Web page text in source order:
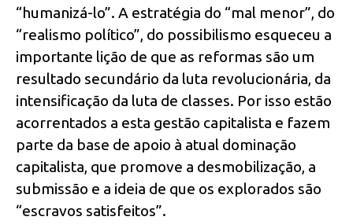
“humanizá-lo”. A estratégia do “mal menor”, do
“realismo político”, do possibilismo esqueceu a
importante lição de que as reformas são um
resultado secundário da luta revolucionária, da
intensificação da luta de classes. Por isso estão
acorrentados a esta gestão capitalista e fazem
parte da base de apoio à atual dominação
capitalista, que promove a desmobilização, a
submissão e a ideia de que os explorados são
“escravos satisfeitos”.